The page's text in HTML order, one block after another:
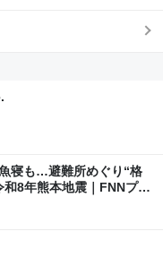
寝も…避難所めぐり“格
8年熊本地震｜FNNプラ